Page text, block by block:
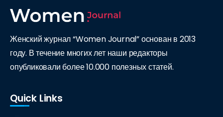
Женский журнал “Women Journal” основан в 2013
году. В течение многих лет наши редакторы
опубликовали более 10.000 полезных статей.
Quick Links